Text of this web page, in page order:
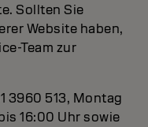
Sollten Sie
Website haben,
Team zur
3960 513, Montag
16:00 Uhr sowie